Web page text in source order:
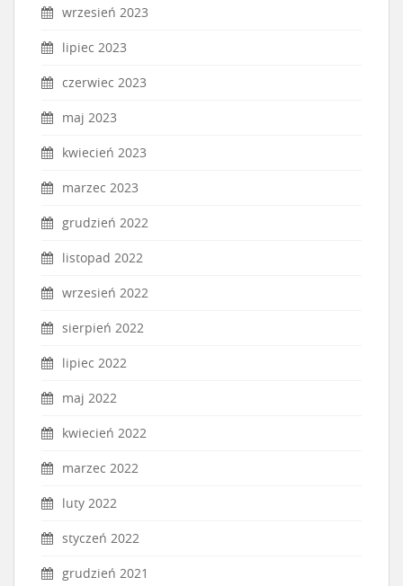
wrzesień 2023
lipiec 2023
czerwiec 2023
maj 2023
kwiecień 2023
marzec 2023
grudzień 2022
listopad 2022
wrzesień 2022
sierpień 2022
lipiec 2022
maj 2022
kwiecień 2022
marzec 2022
luty 2022
styczeń 2022
grudzień 2021